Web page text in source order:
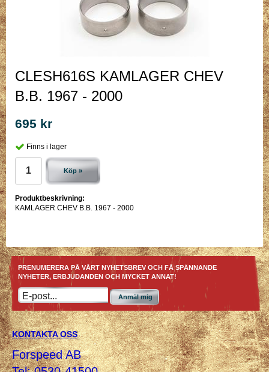
CLESH616S KAMLAGER CHEV
B.B. 1967 - 2000
695 kr
Finns i lager
Köp »
Produktbeskrivning:
KAMLAGER CHEV B.B. 1967 - 2000
PRENUMERERA PÅ VÅRT NYHETSBREV OCH FÅ SPÄNNANDE
NYHETER, ERBJUDANDEN OCH MYCKET ANNAT!
Anmäl mig
KONTAKTA OSS
Forspeed AB